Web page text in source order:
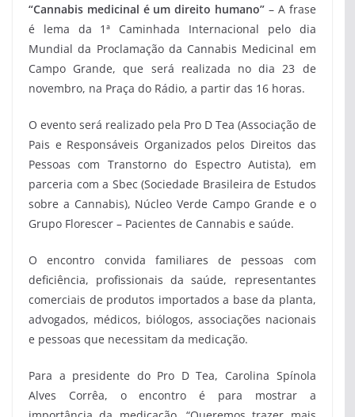
“Cannabis medicinal é um direito humano” – A frase
é lema da 1ª Caminhada Internacional pelo dia
Mundial da Proclamação da Cannabis Medicinal em
Campo Grande, que será realizada no dia 23 de
novembro, na Praça do Rádio, a partir das 16 horas.
O evento será realizado pela Pro D Tea (Associação de
Pais e Responsáveis Organizados pelos Direitos das
Pessoas com Transtorno do Espectro Autista), em
parceria com a Sbec (Sociedade Brasileira de Estudos
sobre a Cannabis), Núcleo Verde Campo Grande e o
Grupo Florescer – Pacientes de Cannabis e saúde.
O encontro convida familiares de pessoas com
deficiência, profissionais da saúde, representantes
comerciais de produtos importados a base da planta,
advogados, médicos, biólogos, associações nacionais
e pessoas que necessitam da medicação.
Para a presidente do Pro D Tea, Carolina Spínola
Alves Corrêa, o encontro é para mostrar a